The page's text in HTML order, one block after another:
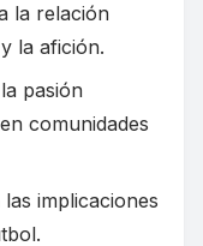
la relación
la afición.
pasión
comunidades
implicaciones